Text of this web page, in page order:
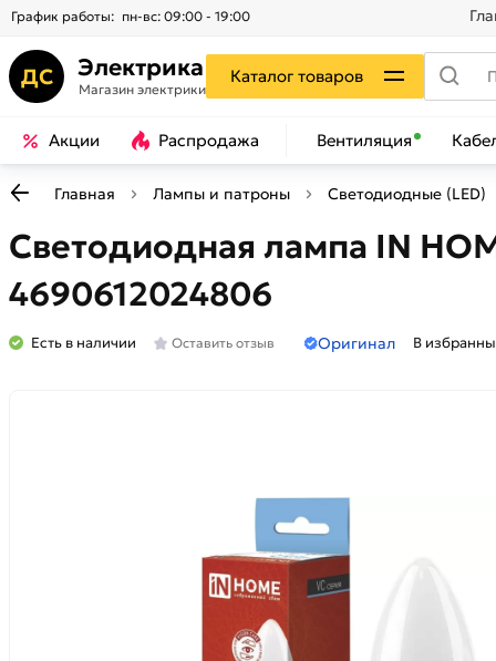
График работы: пн-вс: 09:00 - 19:00
ДС Электрика
Магазин электрики
Каталог товаров
Акции Распродажа Вентиляция
Главная Лампы и патроны Светодиодные (LED)
Светодиодная лампа IN
4690612024806
Есть в наличии Оставить отзыв Оригинал В